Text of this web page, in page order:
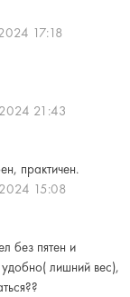
17:18
21:43
практичен.
15:08
без пятен и
лишний вес),